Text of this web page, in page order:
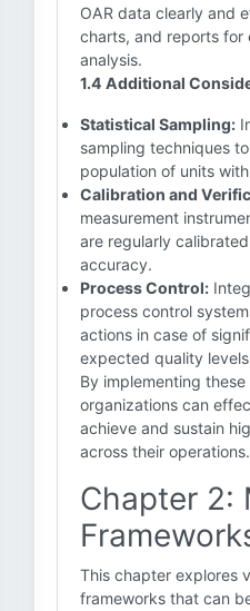
OAR data clearly and
charts, and reports for
analysis.
1.4 Additional
Statistical Sampling:
sampling techniques
population of units
Calibration and
measurement
are regularly
accuracy.
Process Control:
process control
actions in case of
expected quality
By implementing
organizations can
achieve and sustain
across their operations.
Chapter 2:
This chapter explores
frameworks that can